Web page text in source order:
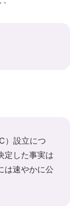
）設立につ
定した事実は
は速やかに公